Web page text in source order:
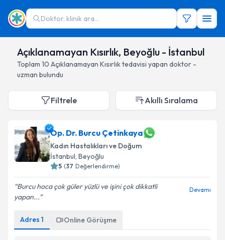
Doktor, klinik ara...
Açıklanamayan Kısırlık, Beyoğlu - İstanbul
Toplam 10 Açıklanamayan Kısırlıktedavisi yapan doktor -
uzman bulundu
Filtrele Akıllı Sıralama
Op. Dr. Burcu Çetinkaya
Kadın Hastalıkları ve Doğum
İstanbul, Beyoğlu
5 (37 Değerlendirme)
Burcu hoca çok güler yüzlü ve işini çok dikkatli
yapan...
Devamı
Adres 1 Online Görüşme